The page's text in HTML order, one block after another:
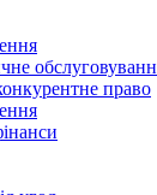
право